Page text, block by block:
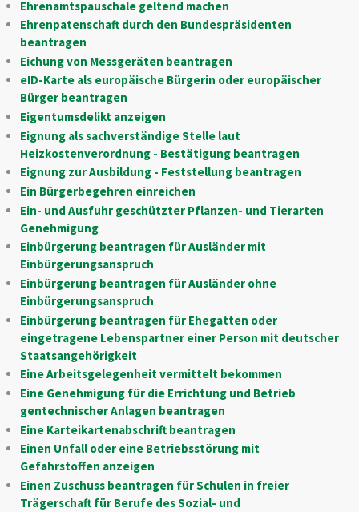
Ehrenamtspauschale geltend machen
Ehrenpatenschaft durch den Bundespräsidenten
beantragen
Eichung von Messgeräten beantragen
eID-Karte als europäische Bürgerin oder europäischer
Bürger beantragen
Eigentumsdelikt anzeigen
Eignung als sachverständige Stelle laut
Heizkostenverordnung - Bestätigung beantragen
Eignung zur Ausbildung - Feststellung beantragen
Ein Bürgerbegehren einreichen
Ein- und Ausfuhr geschützter Pflanzen- und Tierarten
Genehmigung
Einbürgerung beantragen für Ausländer mit
Einbürgerungsanspruch
Einbürgerung beantragen für Ausländer ohne
Einbürgerungsanspruch
Einbürgerung beantragen für Ehegatten oder
eingetragene Lebenspartner einer Person mit deutscher
Staatsangehörigkeit
Eine Arbeitsgelegenheit vermittelt bekommen
Eine Genehmigung für die Errichtung und Betrieb
gentechnischer Anlagen beantragen
Eine Karteikartenabschrift beantragen
Einen Unfall oder eine Betriebsstörung mit
Gefahrstoffen anzeigen
Einen Zuschuss beantragen für Schulen in freier
Trägerschaft für Berufe des Sozial- und